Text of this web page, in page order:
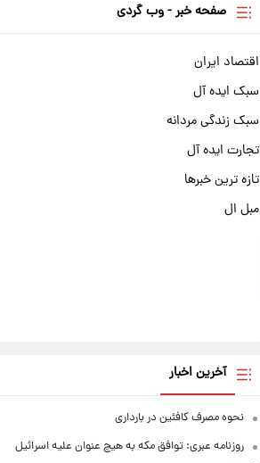
صفحه خبر - وب گردی
اقتصاد ایران
سبک ایده آل
سبک زندگی مردانه
تجارت ایده آل
تازه ترین خبرها
مبل ال
آخرین اخبار
نحوه مصرف کافئین در بارداری
روزنامه عبری: توافق مکه به هیچ عنوان علیه اسرائیل